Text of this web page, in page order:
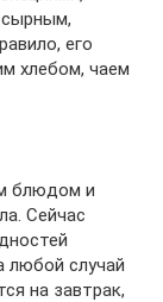
сырным,
его
хлебом, чаем
блюдом и
Сейчас
любой случай
на завтрак,